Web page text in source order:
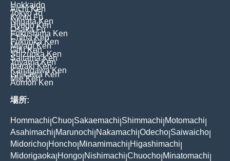
Hokkaido
Aichi Ken
Tokyo To
Kyoto Fu
Niigata Ken
Hyogo Ken
Osaka Fu
Fukushima Ken
Chiba Ken
Fukuoka Ken
Miyagi Ken
Gifu Ken
Shizuoka Ken
Saitama Ken
Toyama Ken
Ibaraki Ken
Kanagawa Ken
Ishikawa Ken
Mie Ken
Aomori Ken
場所:
Hommachi Chuo Sakaemachi Shimmachi Motomachi
Asahimachi Marunochi Nakamachi Odecho Saiwaicho
Midoricho Honcho Minamimachi Higashimachi
Midorigaoka Hongo Nishimachi Chuocho Minatomachi